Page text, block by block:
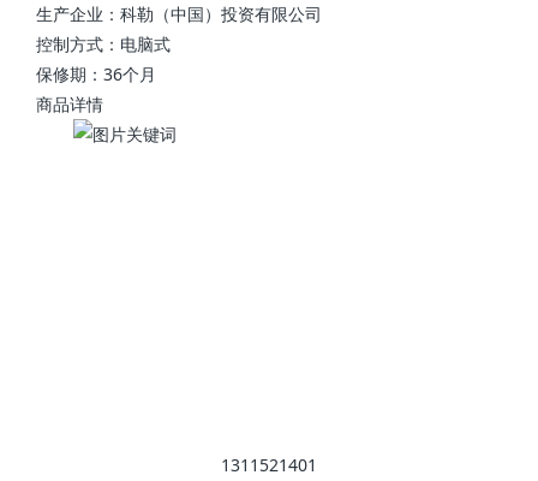
生产企业：科勒（中国）投资有限公司
控制方式：电脑式
保修期：36个月
商品详情
1311521401